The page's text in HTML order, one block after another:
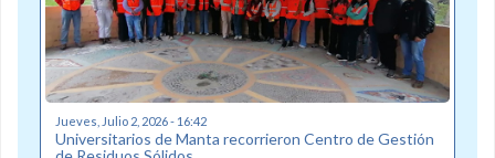
Jueves, Julio 2, 2026 - 16:42
Universitarios de Manta recorrieron Centro de Gestión